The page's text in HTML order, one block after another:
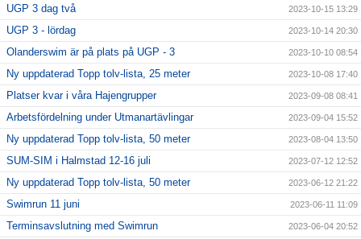
UGP 3 dag två 2023-10-15 13:29
UGP 3 - lördag 2023-10-14 20:30
Olanderswim är på plats på UGP - 3 2023-10-10 08:54
Ny uppdaterad Topp tolv-lista, 25 meter 2023-10-08 17:40
Platser kvar i våra Hajengrupper 2023-09-08 08:41
Arbetsfördelning under Utmanartävlingar 2023-09-04 15:52
Ny uppdaterad Topp tolv-lista, 50 meter 2023-08-04 13:50
SUM-SIM i Halmstad 12-16 juli 2023-07-12 12:52
Ny uppdaterad Topp tolv-lista, 50 meter 2023-06-12 21:22
Swimrun 11 juni 2023-06-11 11:09
Terminsavslutning med Swimrun 2023-06-04 20:52